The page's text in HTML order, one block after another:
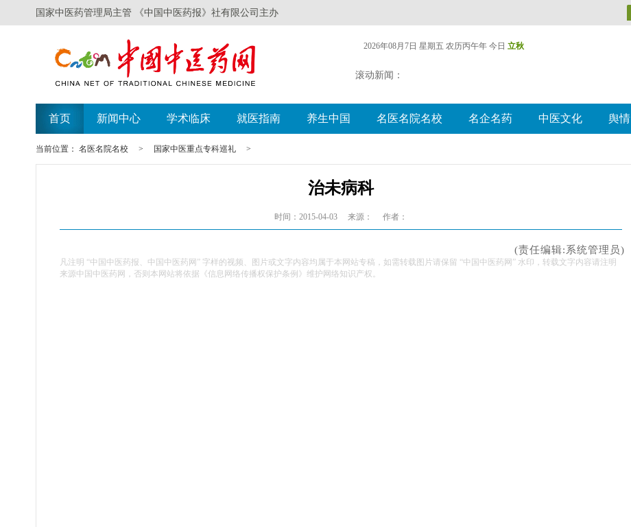
国家中医药管理局主管 《中国中医药报》社有限公司主办
2026年08月7日 星期五 农历丙午年 今日 立秋
滚动新闻：
首页 新闻中心 学术临床 就医指南 养生中国 名医名院名校 名企名药 中医文化 舆情
当前位置： 名医名院名校 > 国家中医重点专科巡礼 >
治未病科
时间：2015-04-03 来源： 作者：
(责任编辑:系统管理员)
凡注明 “中国中医药报、中国中医药网” 字样的视频、图片或文字内容均属于本网站专稿，如需转载图片请保留 “中国中医药网” 水印，转载文字内容请注明
来源中国中医药网，否则本网站将依据《信息网络传播权保护条例》维护网络知识产权。